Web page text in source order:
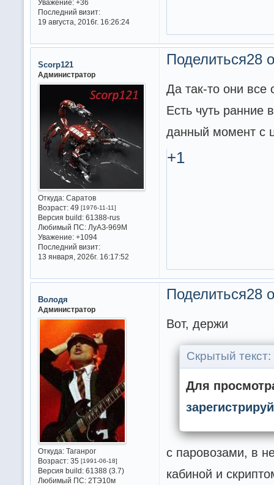
Уважение: +36
Последний визит:
19 августа, 2016г. 16:26:24
Поделиться28
Scorp121
Администратор
Откуда:Саратов
Возраст:49 [1976-11-11]
Версия build:61388-rus
Любимый ПС:ЛуАЗ-969М
Уважение: +1094
Последний визит:
13 января, 2026г. 16:17:52
Да так-то они все
Есть чуть ранние
данный момент с
+1
Поделиться28
Володя
Администратор
Откуда:Таганрог
Возраст:35 [1991-06-18]
Версия build:61388 (3.7)
Любимый ПС:2ТЭ10м
Вот, держи
Скрытый текст:
Для
с паровозами, в
кабиной и